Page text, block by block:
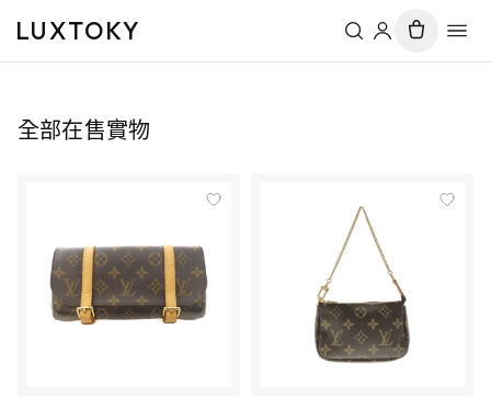
LUXTOKY
全部在售實物